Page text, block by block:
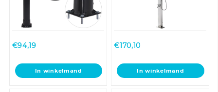
€94,19
In winkelmand
€170,10
In winkelmand